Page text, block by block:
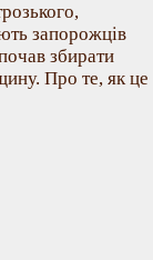
запорожців
збирати
Про те, як це